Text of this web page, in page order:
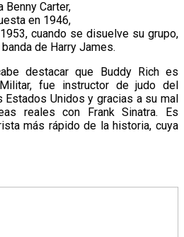
Benny Carter,
en 1946,
cuando se disuelve su grupo,
de Harry James.
destacar que Buddy Rich es
fue instructor de judo del
Unidos y gracias a su mal
reales con Frank Sinatra. Es
más rápido de la historia, cuya